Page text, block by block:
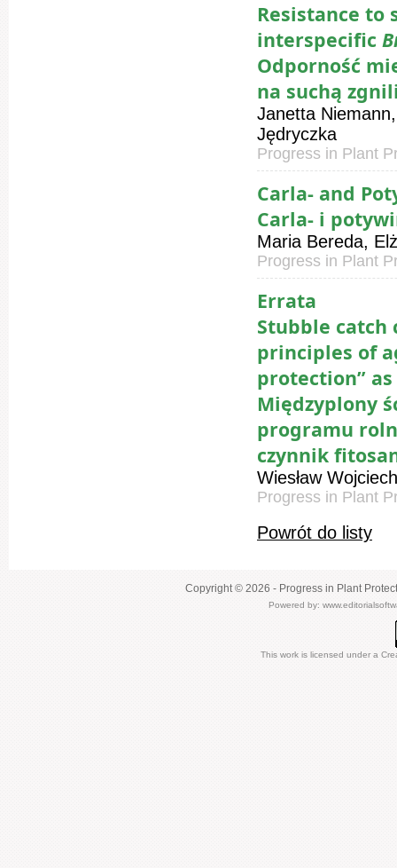
Resistance to
interspecific
Odporność
na suchą
Janetta
Jędryczka
Progress in Plant
Carla- and
Carla- i
Maria Bereda,
Progress in Plant
Errata
Stubble
principles of
protection”
Międzyplony
programu
czynnik
Wiesław
Progress in Plant
Powrót do listy
Copyright © 2026 - Progress in Plant
Powered by:
This work is licensed under a